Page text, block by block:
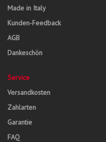
Made in Italy
Kunden-Feedback
AGB
Dankeschön
Service
Versandkosten
Zahlarten
Garantie
FAQ